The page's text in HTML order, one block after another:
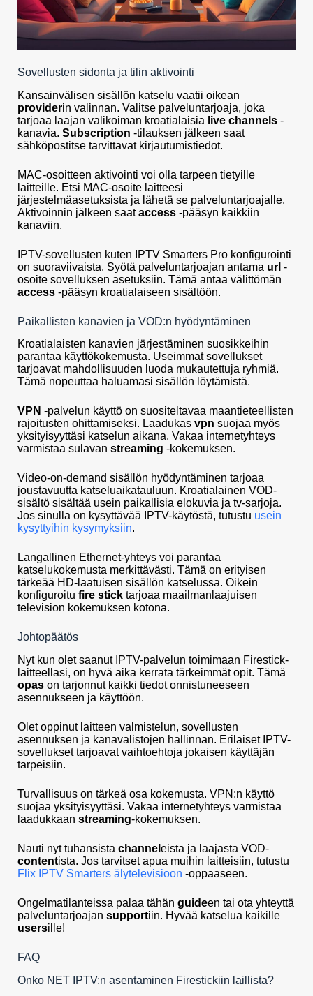
Sovellusten sidonta ja tilin aktivointi
Kansainvälisen sisällön katselu vaatii oikean
providerin valinnan. Valitse palveluntarjoaja, joka
tarjoaa laajan valikoiman kroatialaisia live channels -
kanavia. Subscription -tilauksen jälkeen saat
sähköpostitse tarvittavat kirjautumistiedot.
MAC-osoitteen aktivointi voi olla tarpeen tietyille
laitteille. Etsi MAC-osoite laitteesi
järjestelmäasetuksista ja lähetä se palveluntarjoajalle.
Aktivoinnin jälkeen saataccess -pääsyn kaikkiin
kanaviin.
IPTV-sovellusten kuten IPTV Smarters Pro konfigurointi
on suoraviivaista. Syötä palveluntarjoajan antama url -
osoite sovelluksen asetuksiin. Tämä antaa välittömän
access -pääsyn kroatialaiseen sisältöön.
Paikallisten kanavien ja VOD:n hyödyntäminen
Kroatialaisten kanavien järjestäminen suosikkeihin
parantaa käyttökokemusta. Useimmat sovellukset
tarjoavat mahdollisuuden luoda mukautettuja ryhmiä.
Tämä nopeuttaa haluamasi sisällön löytämistä.
VPN -palvelun käyttö on suositeltavaa maantieteellisten
rajoitusten ohittamiseksi. Laadukas vpn suojaa myös
yksityisyyttäsi katselun aikana. Vakaa internetyhteys
varmistaa sulavan streaming -kokemuksen.
Video-on-demand sisällön hyödyntäminen tarjoaa
joustavuutta katseluaikatauluun. Kroatialainen VOD-
sisältö sisältää usein paikallisia elokuvia ja tv-sarjoja.
Jos sinulla on kysyttävää IPTV-käytöstä, tutustu usein
kysyttyihin kysymyksiin.
Langallinen Ethernet-yhteys voi parantaa
katselukokemusta merkittävästi. Tämä on erityisen
tärkeää HD-laatuisen sisällön katselussa. Oikein
konfiguroitu fire stick tarjoaa maailmanlaajuisen
television kokemuksen kotona.
Johtopäätös
Nyt kun olet saanut IPTV-palvelun toimimaan Firestick-
laitteellasi, on hyvä aika kerrata tärkeimmät opit. Tämä
opas on tarjonnut kaikki tiedot onnistuneeseen
asennukseen ja käyttöön.
Olet oppinut laitteen valmistelun, sovellusten
asennuksen ja kanavalistojen hallinnan. Erilaiset IPTV-
sovellukset tarjoavat vaihtoehtoja jokaisen käyttäjän
tarpeisiin.
Turvallisuus on tärkeä osa kokemusta. VPN:n käyttö
suojaa yksityisyyttäsi. Vakaa internetyhteys varmistaa
laadukkaan streaming-kokemuksen.
Nauti nyt tuhansista channel eista ja laajasta VOD-
contentista. Jos tarvitset apua muihin laitteisiin, tutustu
Flix IPTV Smarters älytelevisioon -oppaaseen.
Ongelmatilanteissa palaa tähän guideen tai ota yhteyttä
palveluntarjoajan supportiin. Hyvää katselua kaikille
usersille!
FAQ
Onko NET IPTV:n asentaminen Firestickiin laillista?